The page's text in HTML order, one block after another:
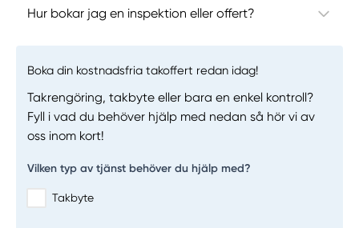
Hur bokar jag en inspektion eller offert?
Boka din kostnadsfria takoffert redan idag!
Takrengöring, takbyte eller bara en enkel kontroll?
Fyll i vad du behöver hjälp med nedan så hör vi av
oss inom kort!
Vilken typ av tjänst behöver du hjälp med?
Takbyte